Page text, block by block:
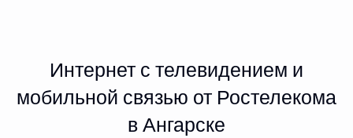
Интернет с телевидением и
мобильной связью от Ростелекома
в Ангарске